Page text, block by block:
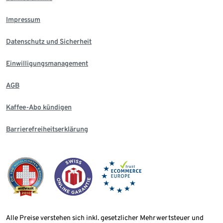
Impressum
Datenschutz und Sicherheit
Einwilligungsmanagement
AGB
Kaffee-Abo kündigen
Barrierefreiheitserklärung
Alle Preise verstehen sich inkl. gesetzlicher Mehrwertsteuer und